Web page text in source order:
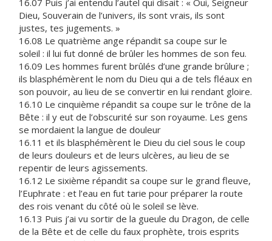
16.07 Puis j’ai entendu l’autel qui disait : « Oui, Seigneur
Dieu, Souverain de l’univers, ils sont vrais, ils sont
justes, tes jugements. »
16.08 Le quatrième ange répandit sa coupe sur le
soleil : il lui fut donné de brûler les hommes de son feu.
16.09 Les hommes furent brûlés d’une grande brûlure ;
ils blasphémèrent le nom du Dieu qui a de tels fléaux en
son pouvoir, au lieu de se convertir en lui rendant gloire.
16.10 Le cinquième répandit sa coupe sur le trône de la
Bête : il y eut de l’obscurité sur son royaume. Les gens
se mordaient la langue de douleur
16.11 et ils blasphémèrent le Dieu du ciel sous le coup
de leurs douleurs et de leurs ulcères, au lieu de se
repentir de leurs agissements.
16.12 Le sixième répandit sa coupe sur le grand fleuve,
l’Euphrate : et l’eau en fut tarie pour préparer la route
des rois venant du côté où le soleil se lève.
16.13 Puis j’ai vu sortir de la gueule du Dragon, de celle
de la Bête et de celle du faux prophète, trois esprits